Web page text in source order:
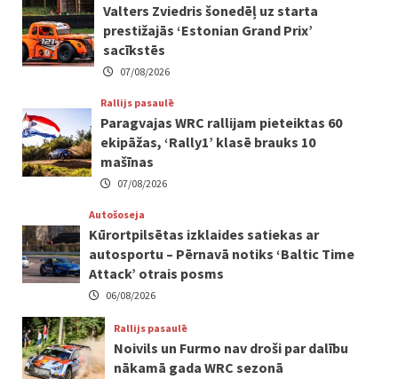
Valters Zviedris šonedēļ uz starta
prestižajās ‘Estonian Grand Prix’
sacīkstēs
07/08/2026
Rallijs pasaulē
Paragvajas WRC rallijam pieteiktas 60
ekipāžas, ‘Rally1’ klasē brauks 10
mašīnas
07/08/2026
Autošoseja
Kūrortpilsētas izklaides satiekas ar
autosportu – Pērnavā notiks ‘Baltic Time
Attack’ otrais posms
06/08/2026
Rallijs pasaulē
Noivils un Furmo nav droši par dalību
nākamā gada WRC sezonā